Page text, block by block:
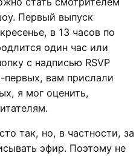
Первый выпуск
в 13 часов по
один час или
с надписью RSVP
вам прислали
я мог оценить,
так, но, в частности, за
эфир. Поэтому не